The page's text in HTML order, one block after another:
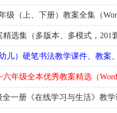
级（上、下册）教案全集（
选集（多版本、多模式，201
儿）硬笔书法教学课件、教案
年级全本优秀教案精选（
全一册《在线学习与生活》教